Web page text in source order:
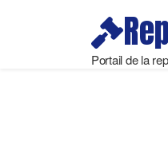
Portail de la